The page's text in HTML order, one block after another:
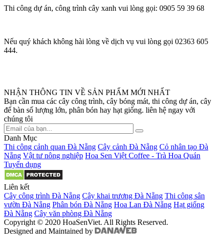
Thi công dự án, công trình cây xanh vui lòng gọi: 0905 59 39 68
Nếu quý khách không hài lòng về dịch vụ vui lòng gọi 02363 605
444.
NHẬN THÔNG TIN VỀ SẢN PHẨM MỚI NHẤT
Bạn cần mua các cây công trình, cây bóng mát, thi công dự án, cây
để bàn số lượng lớn, phân bón hay hạt giống. liên hệ ngay với
chúng tôi
Danh Mục
Thi công cảnh quan Đà Nẵng Cây cảnh Đà Nẵng Cỏ nhân tạo Đà
Nẵng Vật tư nông nghiệp Hoa Sen Việt Coffee - Trà Hoa Quán
Tuyển dụng
Liên kết
Cây công trình Đà Nẵng Cây khai trương Đà Nẵng Thi công sân
vườn Đà Nẵng Phân bón Đà Nẵng Hoa Lan Đà Nẵng Hạt giống
Đà Nẵng Cây văn phòng Đà Nẵng
Copyright © 2020 HoaSenViet. All Rights Reserved.
Designed and Maintained by